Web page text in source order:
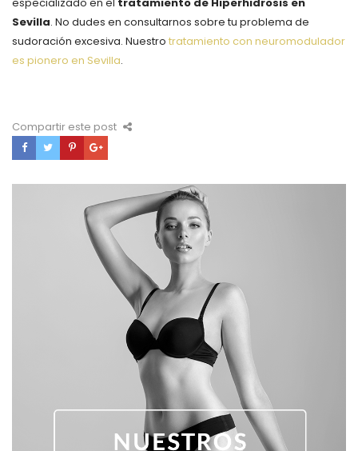
Sevilla. No dudes en consultarnos sobre tu problema de
sudoración excesiva. Nuestro tratamiento con neuromodulador
es pionero en Sevilla.
Compartir este post